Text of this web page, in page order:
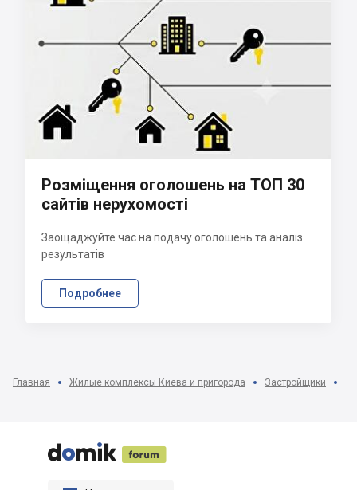
Розміщення оголошень на ТОП 30
сайтів нерухомості
Заощаджуйте час на подачу оголошень та аналіз
результатів
Подробнее
Главная Жилые комплексы Киева и пригорода Застройщики


 
